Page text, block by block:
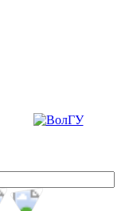
Пожалуйста